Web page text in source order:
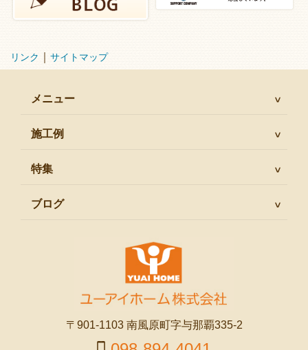
リンク サイトマップ
〒901-1103 南風原町字与那覇335-2
メニュー
施工例
特集
ブログ